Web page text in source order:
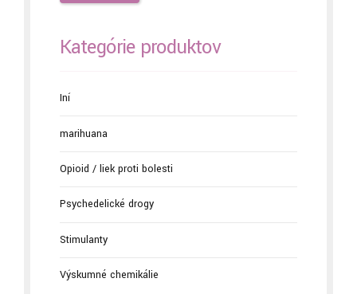
Kategórie produktov
Iní
marihuana
Opioid / liek proti bolesti
Psychedelické drogy
Stimulanty
Výskumné chemikálie